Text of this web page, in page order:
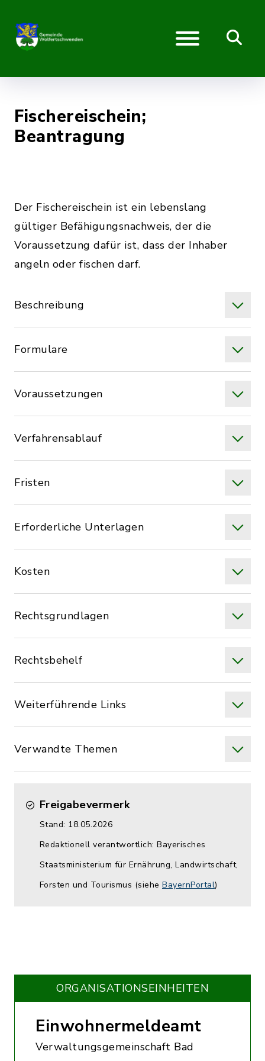
Fischereischein;
Beantragung
Der Fischereischein ist ein lebenslang
gültiger Befähigungsnachweis, der die
Voraussetzung dafür ist, dass der Inhaber
angeln oder fischen darf.
Beschreibung
Formulare
Voraussetzungen
Verfahrensablauf
Fristen
Erforderliche Unterlagen
Kosten
Rechtsgrundlagen
Rechtsbehelf
Weiterführende Links
Verwandte Themen
Freigabevermerk
Stand: 18.05.2026
Redaktionell verantwortlich: Bayerisches
Staatsministerium für Ernährung, Landwirtschaft,
Forsten und Tourismus (siehe BayernPortal)
ORGANISATIONS­EINHEITEN
Einwohnermeldeamt
Verwaltungsgemeinschaft Bad